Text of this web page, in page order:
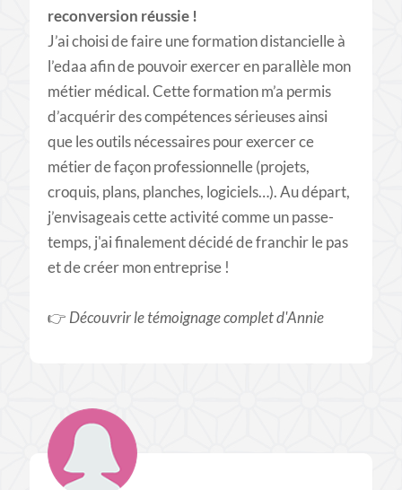
reconversion réussie !
J’ai choisi de faire une formation distancielle à
l’edaa afin de pouvoir exercer en parallèle mon
métier médical. Cette formation m’a permis
d’acquérir des compétences sérieuses ainsi
que les outils nécessaires pour exercer ce
métier de façon professionnelle (projets,
croquis, plans, planches, logiciels…). Au départ,
j’envisageais cette activité comme un passe-
temps, j'ai finalement décidé de franchir le pas
et de créer mon entreprise !
👉 Découvrir le témoignage complet d'Annie